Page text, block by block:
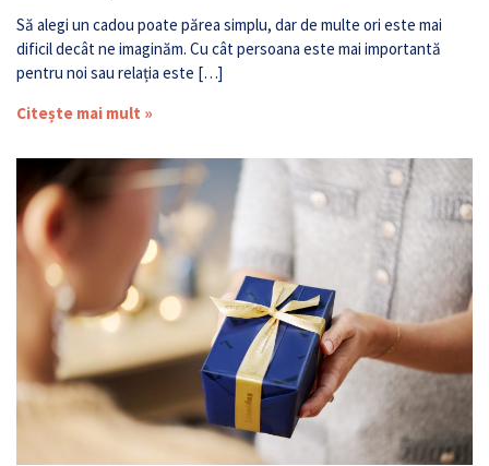
Să alegi un cadou poate părea simplu, dar de multe ori este mai
dificil decât ne imaginăm. Cu cât persoana este mai importantă
pentru noi sau relația este […]
Citește mai mult »